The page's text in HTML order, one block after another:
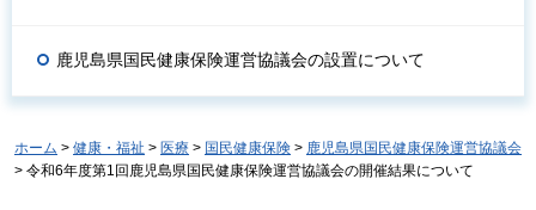
鹿児島県国民健康保険運営協議会の設置について
ホーム > 健康・福祉 > 医療 > 国民健康保険 > 鹿児島県国民健康保険運営協議会
> 令和6年度第1回鹿児島県国民健康保険運営協議会の開催結果について